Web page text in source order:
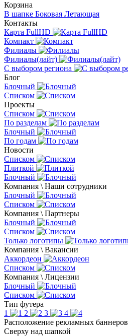
Корзина
В шапке Боковая Летающая
Контакты
Карта FullHD
Компакт
Филиалы
Филиалы(лайт)
С выбором региона
Блог
Блочный
Списком
Проекты
Списком
По разделам
Блочный
По годам
Новости
Списком
Плиткой
Блочный
Компания \ Наши сотрудники
Блочный
Списком
Компания \ Партнеры
Блочный
Списком
Только логотипы
Компания \ Вакансии
Аккордеон
Списком
Компания \ Лицензии
Блочный
Списком
Тип футера
1
2 3
4
Расположение рекламных баннеров
Сверху над шапкой